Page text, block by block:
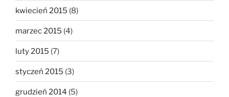
kwiecień 2015 (8)
marzec 2015 (4)
luty 2015 (7)
styczeń 2015 (3)
grudzień 2014 (5)